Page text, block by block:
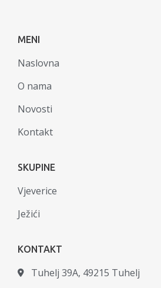
MENI
Naslovna
O nama
Novosti
Kontakt
SKUPINE
Vjeverice
Ježići
KONTAKT
Tuhelj 39A, 49215 Tuhelj